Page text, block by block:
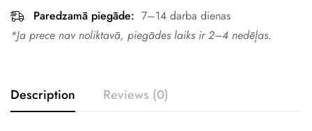
Paredzamā piegāde: 7–14 darba dienas
*Ja prece nav noliktavā, piegādes laiks ir 2–4 nedēļas.
Description Reviews (0)